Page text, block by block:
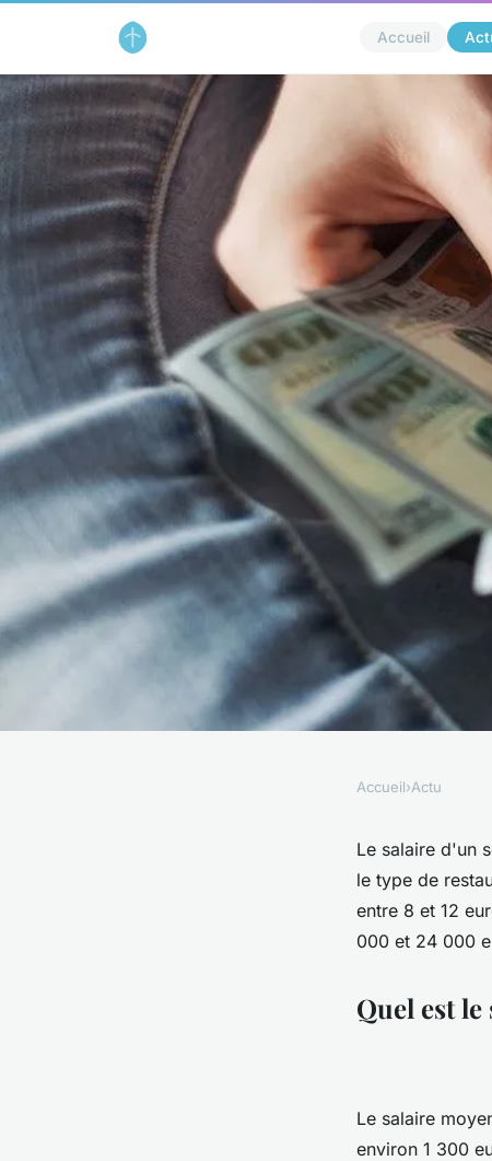
Accueil
Quel est le salaire
Accueil›Actu
Le salaire d'un
le type de
entre 8 et 12
000 et 24 000
Quel est
Le salaire
environ 1 300